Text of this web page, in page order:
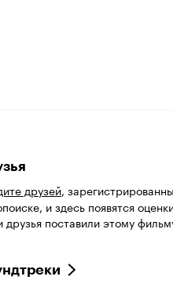
друзей,
и здесь появятся
друзья поставили этому